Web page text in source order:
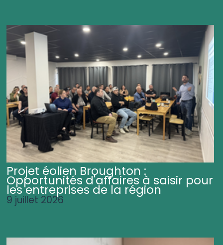
Projet éolien Broughton :
Opportunités d'affaires à saisir pour
les entreprises de la région
9 juillet 2026